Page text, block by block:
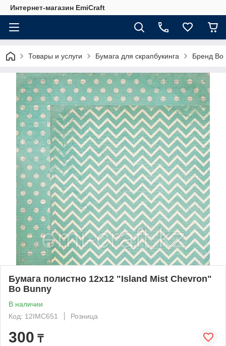
Интернет-магазин EmiCraft
Товары и услуги Бумага для скрапбукинга Бренд Bo
Бумага полистно 12х12 "Island Mist Chevron"
Bo Bunny
В наличии
Код: 12IMC651
Розница
300 ₸